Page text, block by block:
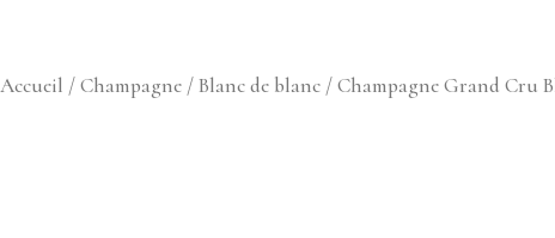
Accueil /Champagne /Blanc de blanc / Champagne Grand Cru